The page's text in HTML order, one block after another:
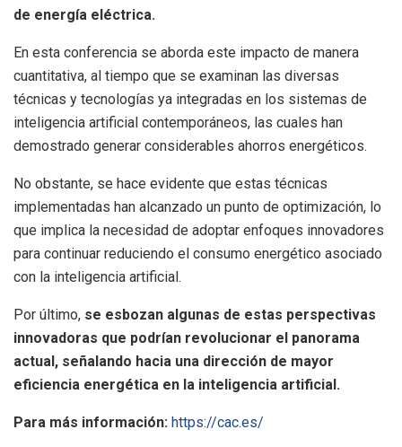
de energía eléctrica.
En esta conferencia se aborda este impacto de manera
cuantitativa, al tiempo que se examinan las diversas
técnicas y tecnologías ya integradas en los sistemas de
inteligencia artificial contemporáneos, las cuales han
demostrado generar considerables ahorros energéticos.
No obstante, se hace evidente que estas técnicas
implementadas han alcanzado un punto de optimización, lo
que implica la necesidad de adoptar enfoques innovadores
para continuar reduciendo el consumo energético asociado
con la inteligencia artificial.
Por último, se esbozan algunas de estas perspectivas
innovadoras que podrían revolucionar el panorama
actual, señalando hacia una dirección de mayor
eficiencia energética en la inteligencia artificial.
Para más información: https://cac.es/